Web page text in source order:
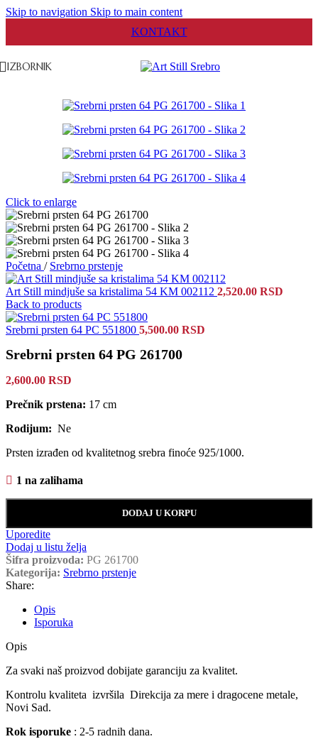
Skip to navigation Skip to main content
KONTAKT
IZBORNIK
Click to enlarge
Početna / Srebrno prstenje
Art Still mindjuše sa kristalima 54 KM 002112 2,520.00 RSD
Back to products
Srebrni prsten 64 PC 551800 5,500.00 RSD
Srebrni prsten 64 PG 261700
2,600.00 RSD
Prečnik prstena: 17 cm
Rodijum: Ne
Prsten izrađen od kvalitetnog srebra finoće 925/1000.
1 na zalihama
DODAJ U KORPU
Uporedite
Dodaj u listu želja
Šifra proizvoda: PG 261700
Kategorija: Srebrno prstenje
Share:
Opis
Isporuka
Opis
Za svaki naš proizvod dobijate garanciju za kvalitet.
Kontrolu kvaliteta izvršila Direkcija za mere i dragocene metale,
Novi Sad.
Rok isporuke : 2-5 radnih dana.